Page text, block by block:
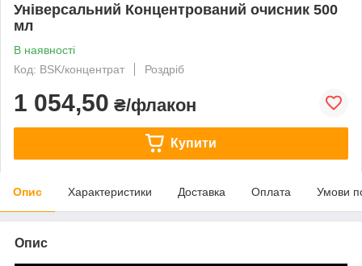
Універсальний Концентрований очисник 500
мл
В наявності
Код: BSK/концентрат
Роздріб
1 054,50 ₴/флакон
Купити
Опис Характеристики Доставка Оплата Умови
Опис